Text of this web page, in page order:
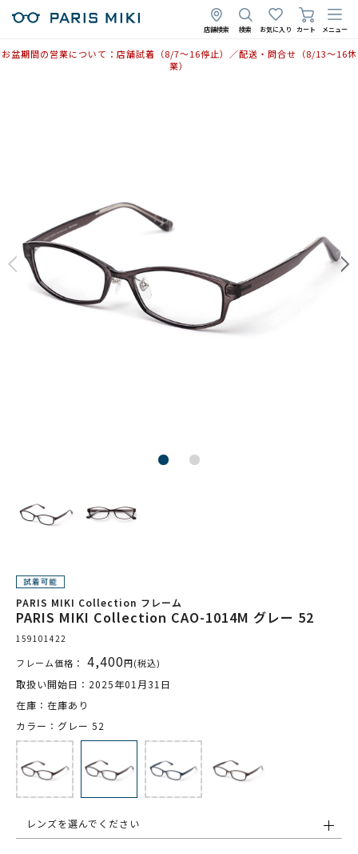
店舗検索 検索 お気に入り カート メニュー
お盆期間の営業について：店舗試着（8/7〜16停止）／配送・問合せ（8/13〜16休
業）
PARIS MIKI Collection フレーム
PARIS MIKI Collection CAO-1014M グレー 52
159101422
フレーム価格： 4,400円(税込)
取扱い開始日：2025年01月31日
在庫：在庫あり
カラー：グレー 52
レンズを選んでください